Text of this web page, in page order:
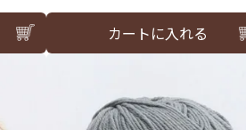
カートに入れる